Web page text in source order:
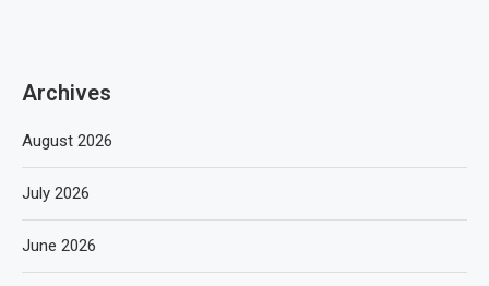
Archives
August 2026
July 2026
June 2026